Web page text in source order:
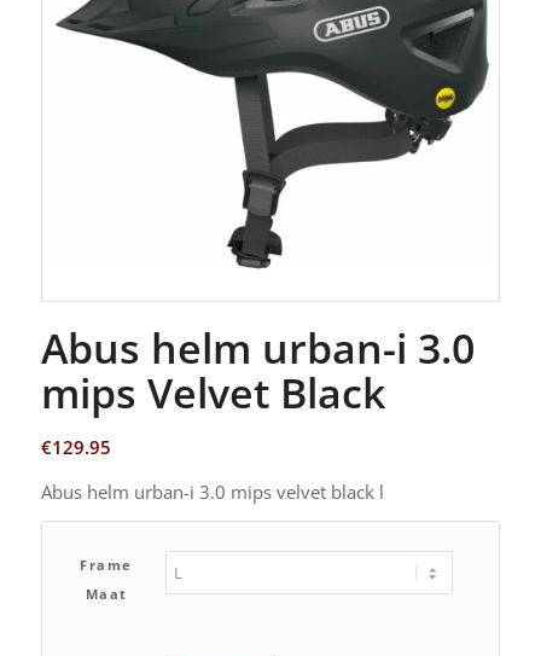
Abus helm urban-i 3.0
mips Velvet Black
€129.95
Abus helm urban-i 3.0 mips velvet black l
Frame
Maat